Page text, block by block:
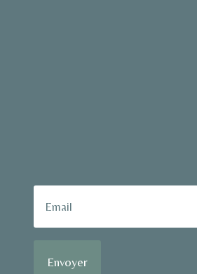
Envoyer